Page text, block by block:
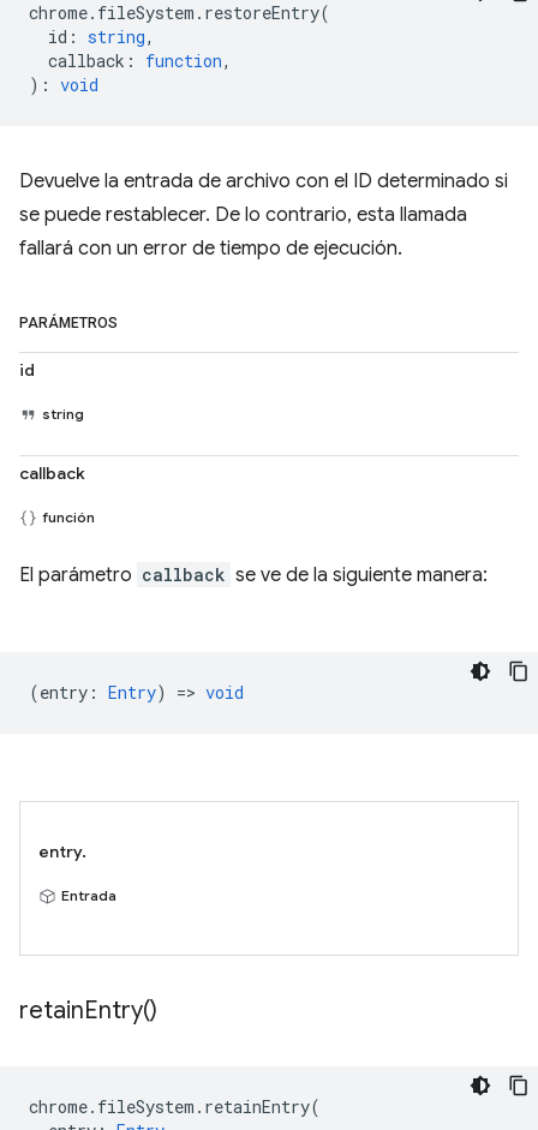
chrome. fileSystem . restoreEntry(
id : string,
callback : function,
) : void
Devuelve la entrada de archivo con el ID determinado si
se puede restablecer. De lo contrario, esta llamada
fallará con un error de tiempo de ejecución.
PARÁMETROS
id
string
callback
función
El parámetro callback se ve de la siguiente manera:
(entry : Entry) => void
entry.
Entrada
retainEntry()
chrome. fileSystem . retainEntry(